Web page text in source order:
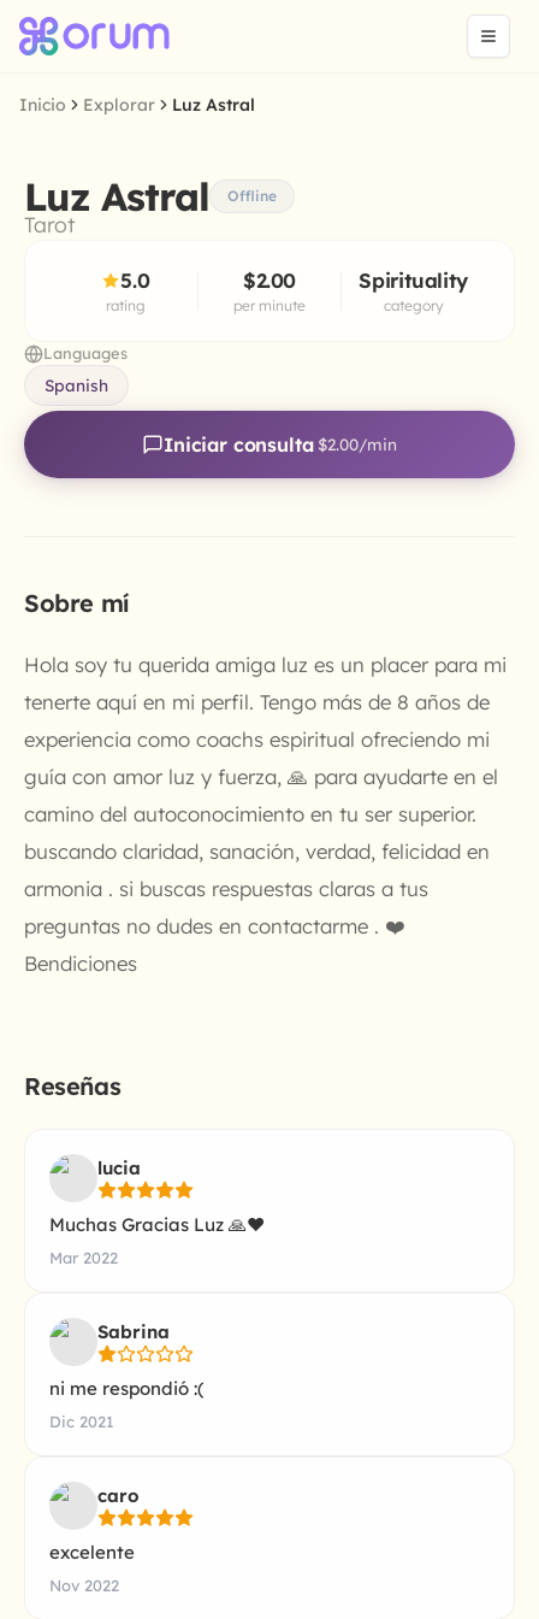
Inicio Explorar Luz Astral
Luz Astral Offline
Tarot
5.0
rating
$2.00
per minute
Spirituality
category
Languages
Spanish
Iniciar consulta $2.00/min
Sobre mí
Hola soy tu querida amiga luz es un placer para mi
tenerte aquí en mi perfil. Tengo más de 8 años de
experiencia como coachs espiritual ofreciendo mi
guía con amor luz y fuerza, 🙏 para ayudarte en el
camino del autoconocimiento en tu ser superior.
buscando claridad, sanación, verdad, felicidad en
armonia . si buscas respuestas claras a tus
preguntas no dudes en contactarme . ❤️
Bendiciones
Reseñas
lucia
Muchas Gracias Luz 🙏❤
Mar 2022
Sabrina
ni me respondió :(
Dic 2021
caro
excelente
Nov 2022